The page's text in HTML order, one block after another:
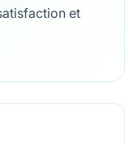
et